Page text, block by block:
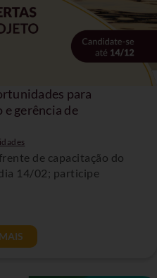
para
e gerência de
de capacitação do
14/02; participe